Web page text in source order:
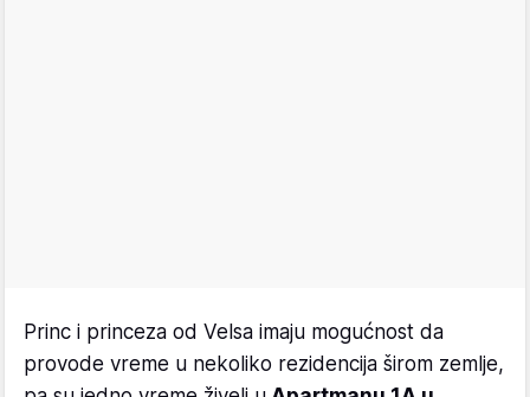
Princ i princeza od Velsa imaju mogućnost da
provode vreme u nekoliko rezidencija širom zemlje,